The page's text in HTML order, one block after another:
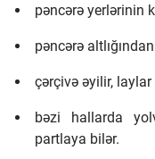
pəncərə yerlərinin
pəncərə
çərçivə əyilir, laylar
bəzi hallarda
partlaya bilər.